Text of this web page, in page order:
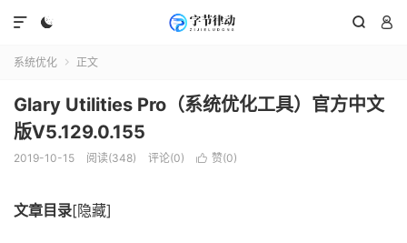
  

系统优化  正文
Glary Utilities Pro（系统优化工具）官方中文
版V5.129.0.155
2019-10-15 阅读(348) 评论(0)  赞(0)
文章目录[隐藏]